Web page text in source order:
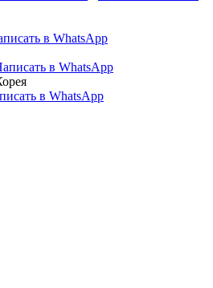
в WhatsApp
в WhatsApp
в WhatsApp